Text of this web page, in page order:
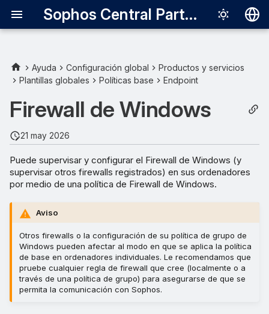
Sophos Central Partner
English
Français
한국어
Supervisar solo
Supervisar y configurar
Ayuda Configuración global
Productos y servicios
Plantillas globales
Políticas base Endpoint
Firewall de Windows
21 may 2026
Puede supervisar y configurar el Firewall de Windows (y
supervisar otros firewalls registrados) en sus ordenadores
por medio de una política de Firewall de Windows.
Aviso
Otros firewalls o la configuración de su política de grupo de
Windows pueden afectar al modo en que se aplica la política
de base en ordenadores individuales. Le recomendamos que
pruebe cualquier regla de firewall que cree (localmente o a
través de una política de grupo) para asegurarse de que se
permita la comunicación con Sophos.